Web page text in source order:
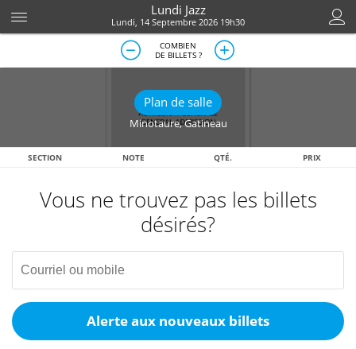
Lundi Jazz
Lundi, 14 Septembre 2026 19h30
COMBIEN
DE BILLETS ?
Plan de salle
Minotaure,Gatineau
SECTION NOTE QTÉ. PRIX
Vous ne trouvez pas les billets
désirés?
Alerte aux nouveaux billets